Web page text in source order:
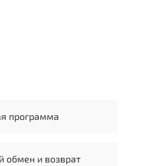
программа
обмен и возврат